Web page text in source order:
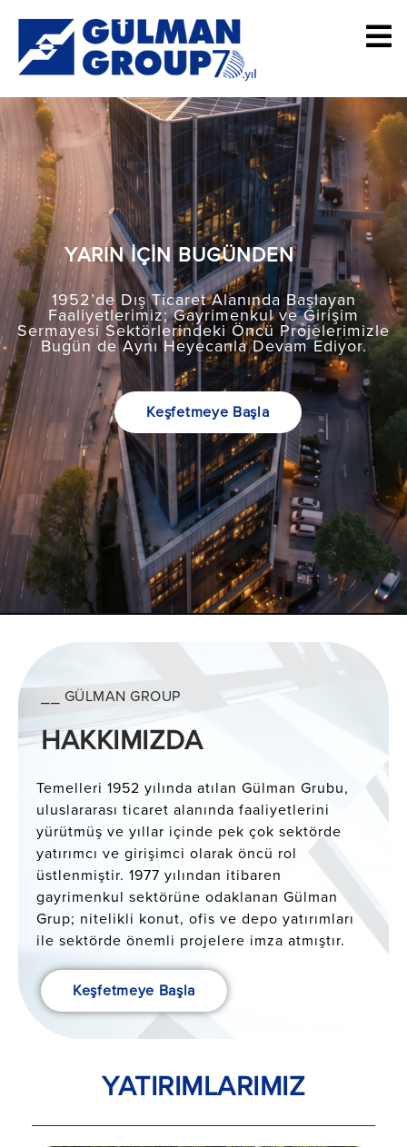
YARIN İÇİN BUGÜNDEN
1952’de Dış Ticaret Alanında Başlayan
Faaliyetlerimiz; Gayrimenkul ve Girişim
Sermayesi Sektörlerindeki Öncü Projelerimizle
Bugün de Aynı Heyecanla Devam Ediyor.
Keşfetmeye Başla
⎯⎯ GÜLMAN GROUP
HAKKIMIZDA
Temelleri 1952 yılında atılan Gülman Grubu,
uluslararası ticaret alanında faaliyetlerini
yürütmüş ve yıllar içinde pek çok sektörde
yatırımcı ve girişimci olarak öncü rol
üstlenmiştir. 1977 yılından itibaren
gayrimenkul sektörüne odaklanan Gülman
Grup; nitelikli konut, ofis ve depo yatırımları
ile sektörde önemli projelere imza atmıştır.
Keşfetmeye Başla
YATIRIMLARIMIZ